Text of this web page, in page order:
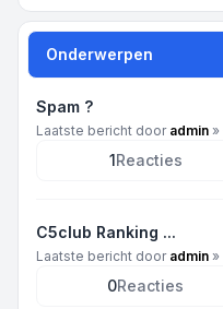
Onderwerpen
Spam ?
Laatste bericht door admin »
1Reacties
C5club Ranking ...
Laatste bericht door admin »
0Reacties